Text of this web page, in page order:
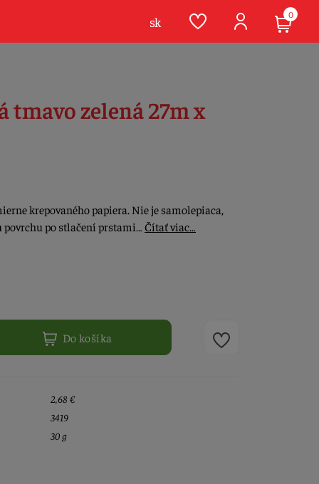
tmavo zelená 27m x
krepovaného papiera. Nie je samolepiaca,
povrchu po stlačení prstami…Čítať viac…
Do košíka
2,68 €
3419
30 g
sk 0